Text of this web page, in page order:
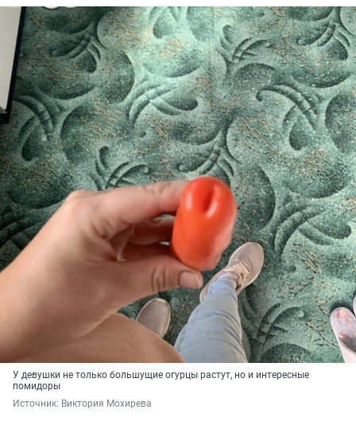
У девушки не только большущие огурцы растут, но и интересные
помидоры
Источник: Виктория Мохирева